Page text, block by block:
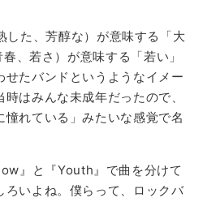
した、芳醇な）が意味する「大
、若さ）が意味する「若い」
たバンドというようなイメー
はみんな未成年だったので、
憧れている」みたいな感覚で名
』と『Youth』で曲を分けて
ろいよね。僕らって、ロックバ